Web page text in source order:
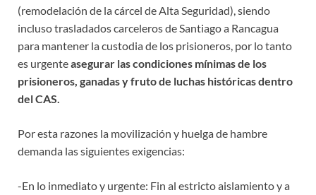
(remodelación de la cárcel de Alta Seguridad), siendo
incluso trasladados carceleros de Santiago a Rancagua
para mantener la custodia de los prisioneros, por lo tanto
es urgenteasegurar las condiciones mínimas de los
prisioneros, ganadas y fruto de luchas históricas dentro
del CAS.
Por esta razones la movilización y huelga de hambre
demanda las siguientes exigencias:
-En lo inmediato y urgente: Fin al estricto aislamiento y a